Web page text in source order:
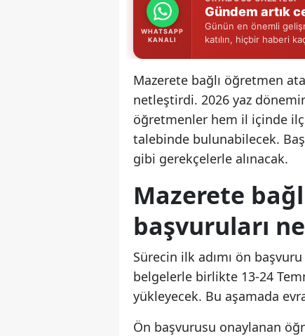
WHATSAPP
KANALI
Gündem artık
Günün en önemli
katılın, hiçbir haberi
Mazerete bağlı öğretmen
netleştirdi. 2026 yaz
öğretmenler hem il içinde
talebinde bulunabilecek.
gibi gerekçelerle alınacak.
Mazerete
başvuruları
Sürecin ilk adımı ön
belgelerle birlikte 13-24
yükleyecek. Bu aşamada
Ön başvurusu onaylanan